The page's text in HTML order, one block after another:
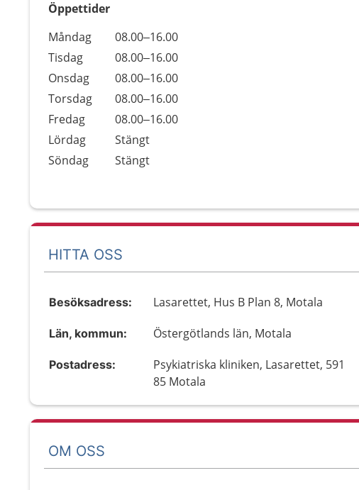
Öppettider
Dag
Öppettider
Kommentarer
Måndag
08.00–16.00
Tisdag
08.00–16.00
Onsdag
08.00–16.00
Torsdag
08.00–16.00
Fredag
08.00–16.00
Lördag
Stängt
Söndag
Stängt
HITTA OSS
Besöksadress: Lasarettet, Hus B Plan 8, Motala
Län, kommun: Östergötlands län, Motala
Postadress:
Psykiatriska kliniken, Lasarettet, 591
85 Motala
OM OSS